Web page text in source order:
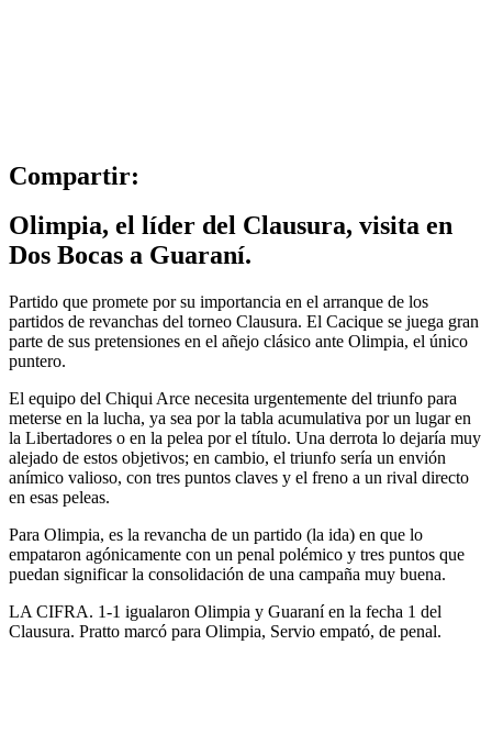
Compartir:
Olimpia, el líder del Clausura, visita en
Dos Bocas a Guaraní.
Partido que promete por su importancia en el arranque de los
partidos de revanchas del torneo Clausura. El Cacique se juega gran
parte de sus pretensiones en el añejo clásico ante Olimpia, el único
puntero.
El equipo del Chiqui Arce necesita urgentemente del triunfo para
meterse en la lucha, ya sea por la tabla acumulativa por un lugar en
la Libertadores o en la pelea por el título. Una derrota lo dejaría muy
alejado de estos objetivos; en cambio, el triunfo sería un envión
anímico valioso, con tres puntos claves y el freno a un rival directo
en esas peleas.
Para Olimpia, es la revancha de un partido (la ida) en que lo
empataron agónicamente con un penal polémico y tres puntos que
puedan significar la consolidación de una campaña muy buena.
LA CIFRA. 1-1 igualaron Olimpia y Guaraní en la fecha 1 del
Clausura. Pratto marcó para Olimpia, Servio empató, de penal.